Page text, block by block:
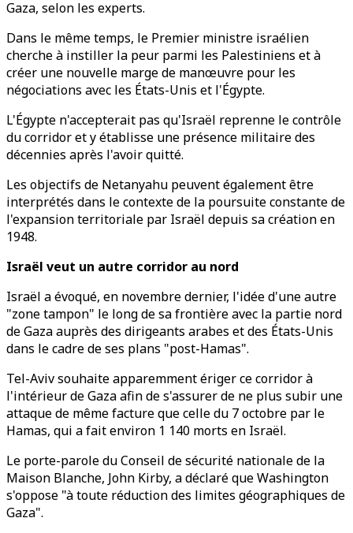
Gaza, selon les experts.
Dans le même temps, le Premier ministre israélien
cherche à instiller la peur parmi les Palestiniens et à
créer une nouvelle marge de manœuvre pour les
négociations avec les États-Unis et l'Égypte.
L'Égypte n'accepterait pas qu'Israël reprenne le contrôle
du corridor et y établisse une présence militaire des
décennies après l'avoir quitté.
Les objectifs de Netanyahu peuvent également être
interprétés dans le contexte de la poursuite constante de
l'expansion territoriale par Israël depuis sa création en
1948.
Israël veut un autre corridor au nord
Israël a évoqué, en novembre dernier, l'idée d'une autre
"zone tampon" le long de sa frontière avec la partie nord
de Gaza auprès des dirigeants arabes et des États-Unis
dans le cadre de ses plans "post-Hamas".
Tel-Aviv souhaite apparemment ériger ce corridor à
l'intérieur de Gaza afin de s'assurer de ne plus subir une
attaque de même facture que celle du 7 octobre par le
Hamas, qui a fait environ 1 140 morts en Israël.
Le porte-parole du Conseil de sécurité nationale de la
Maison Blanche, John Kirby, a déclaré que Washington
s'oppose "à toute réduction des limites géographiques de
Gaza".